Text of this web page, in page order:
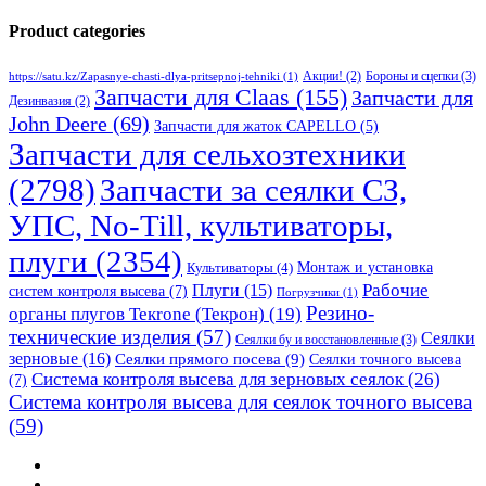
Product categories
https://satu.kz/Zapasnye-chasti-dlya-pritsepnoj-tehniki (1) Акции! (2) Бороны и сцепки (3)
Дезинвазия (2) Запчасти для Claas (155) Запчасти для
John Deere (69) Запчасти для жаток CAPELLO (5)
Запчасти для сельхозтехники
(2798)Запчасти за сеялки СЗ,
УПС, No-Till, культиваторы,
плуги (2354) Культиваторы (4) Монтаж и установка
систем контроля высева (7) Плуги (15) Погрузчики (1) Рабочие
органы плугов Текrоne (Текрон) (19) Резино-
технические изделия (57) Сеялки бу и восстановленные (3) Сеялки
зерновые (16) Сеялки прямого посева (9) Сеялки точного высева
(7) Система контроля высева для зерновых сеялок (26)
Система контроля высева для сеялок точного высева
(59)